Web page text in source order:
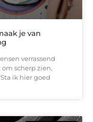
je van
verrassend
scherp zien,
ik hier goed